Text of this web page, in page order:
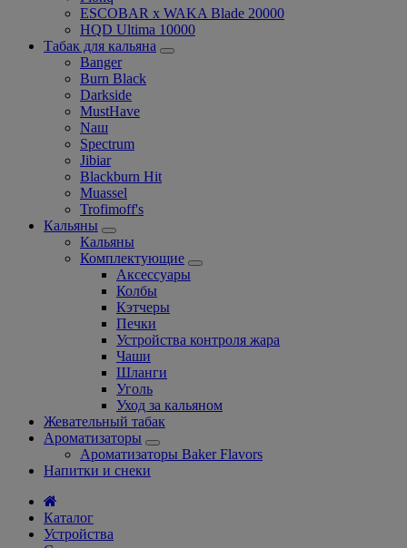
ESCOBAR x WAKA Blade 20000
HQD Ultima 10000
Табак для кальяна
Banger
Burn Black
Darkside
MustHave
Nаш
Spectrum
Jibiar
Blackburn Hit
Muassel
Trofimoff's
Кальяны
Кальяны
Комплектующие
Аксессуары
Колбы
Кэтчеры
Печки
Устройства контроля жара
Чаши
Шланги
Уголь
Уход за кальяном
Жевательный табак
Ароматизаторы
Ароматизаторы Baker Flavors
Напитки и снеки
Каталог
Устройства